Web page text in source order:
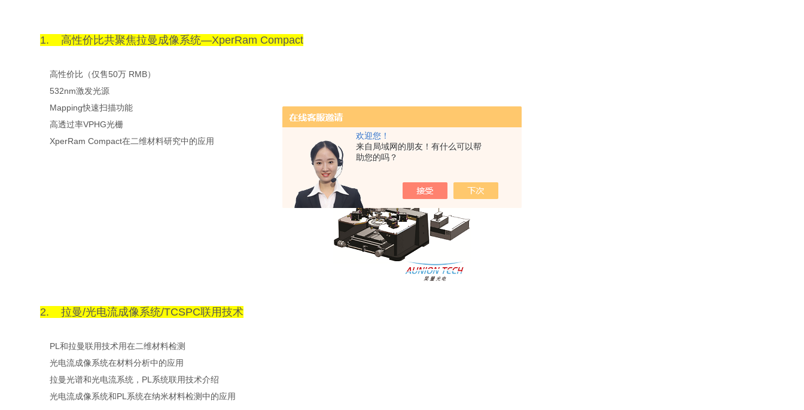
欢迎您！
来自局域网的朋友！有什么可以帮
助您的吗？
1. 高性价比共聚焦拉曼成像系统—XperRam Compact
高性价比（仅售50万 RMB）
532nm激发光源
Mapping快速扫描功能
高透过率VPHG光栅
XperRam Compact在二维材料研究中的应用
2. 拉曼/光电流成像系统/TCSPC联用技术
PL和拉曼联用技术用在二维材料检测
光电流成像系统在材料分析中的应用
拉曼光谱和光电流系统，PL系统联用技术介绍
光电流成像系统和PL系统在纳米材料检测中的应用